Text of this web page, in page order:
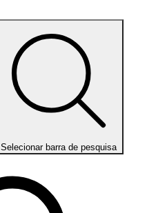
Selecionar barra de pesquisa